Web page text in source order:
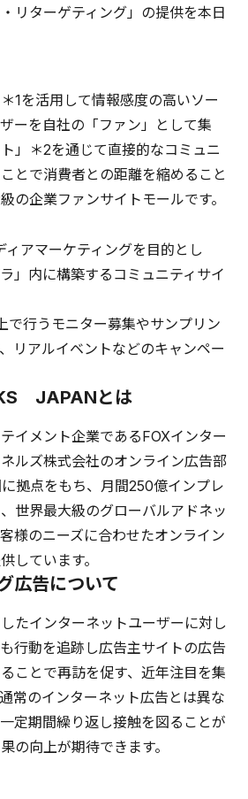
リターゲティング」の提供を本日
1を活用して情報感度の高いソー
ーを自社の「ファン」として集
」＊2を通じて直接的なコミュニ
とで消費者との距離を縮めること
の企業ファンサイトモールです。
アマーケティングを目的とし
」内に構築するコミュニティサイ
行うモニター募集やサンプリン
リアルイベントなどのキャンペー
JAPANとは
イメント企業であるFOXインター
ルズ株式会社のオンライン広告部
拠点をもち、月間250億インプレ
世界最大級のグローバルアドネッ
様のニーズに合わせたオンライン
しています。
広告について
たインターネットユーザーに対し
行動を追跡し広告主サイトの広告
ことで再訪を促す、近年注目を集
常のインターネット広告とは異な
定期間繰り返し接触を図ることが
の向上が期待できます。